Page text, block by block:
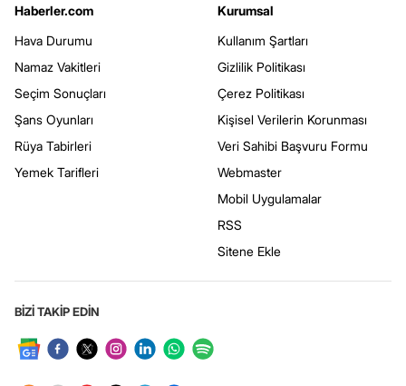
Haberler.com
Hava Durumu
Namaz Vakitleri
Seçim Sonuçları
Şans Oyunları
Rüya Tabirleri
Yemek Tarifleri
Kurumsal
Kullanım Şartları
Gizlilik Politikası
Çerez Politikası
Kişisel Verilerin Korunması
Veri Sahibi Başvuru Formu
Webmaster
Mobil Uygulamalar
RSS
Sitene Ekle
BİZİ TAKİP EDİN